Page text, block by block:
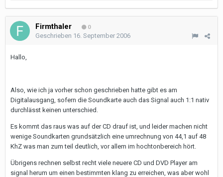
Firmthaler 0
Geschrieben 16. September 2006
Hallo,
Also, wie ich ja vorher schon geschrieben hatte gibt es am
Digitalausgang, sofern die Soundkarte auch das Signal auch 1:1 nativ
durchlässt keinen unterschied.
Es kommt das raus was auf der CD drauf ist, und leider machen nicht
wenige Soundkarten grundsätzlich eine umrechnung von 44,1 auf 48
KhZ was man zum teil deutlich, vor allem im hochtonbereich hört.
Übrigens rechnen selbst recht viele neuere CD und DVD Player am
signal herum um einen bestimmten klang zu erreichen, was aber wohl